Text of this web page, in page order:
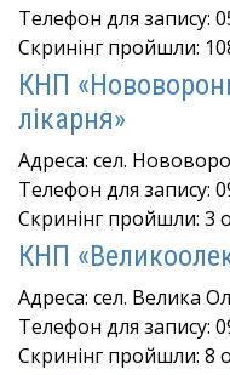
Телефон для запису:
Скринінг пройшли:
КНП
лікарня»
Адреса: сел.
Телефон для запису:
Скринінг пройшли: 3
КНП
Адреса: сел. Велика
Телефон для запису:
Скринінг пройшли: 8